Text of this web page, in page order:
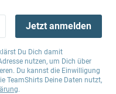
Jetzt anmelden
Du Dich damit
nutzen, um Dich über
Du kannst die Einwilligung
TeamShirts Deine Daten nutzt,
.